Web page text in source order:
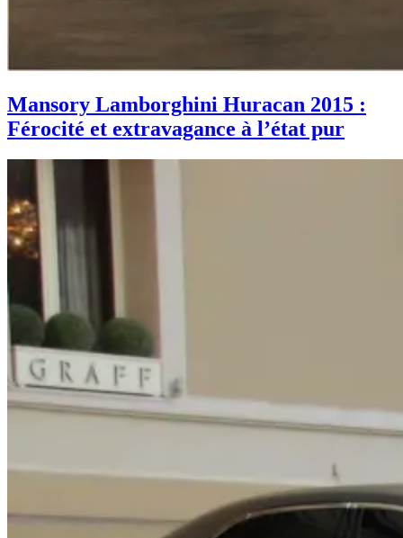
Mansory Lamborghini Huracan 2015 :
Férocité et extravagance à l’état pur